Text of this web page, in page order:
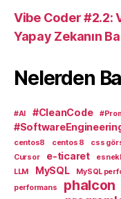
Vibe Coder #2.2:
Yapay Zekanın
Nelerden
#AI #CleanCode
centos8 centos 8 css
Cursor
e-ticaret
LLM MySQL MySQL
performans
phalcon